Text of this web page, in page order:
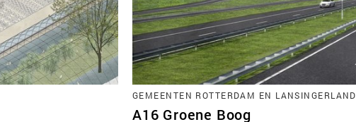
GEMEENTEN ROTTERDAM EN LANSINGERLAND
A16 Groene Boog